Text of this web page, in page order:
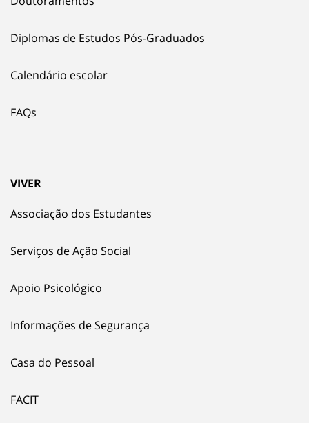
Diplomas de Estudos Pós-Graduados
Calendário escolar
FAQs
VIVER
Associação dos Estudantes
Serviços de Ação Social
Apoio Psicológico
Informações de Segurança
Casa do Pessoal
FACIT